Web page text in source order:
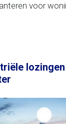
voor